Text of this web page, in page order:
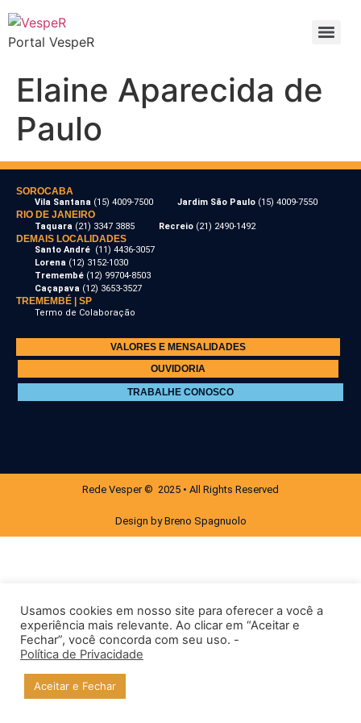
Portal VespeR
Elaine Aparecida de
Paulo
SOROCABA
Vila Santana (15) 4009-7500 Jardim São Paulo (15) 4009-7550
RIO DE JANEIRO
Taquara (21) 3347 3885 Recreio (21) 2490-1492
DEMAIS LOCALIDADES
Santo André (11) 4436-3057
Lorena (12) 3152-1030
Tremembé (12) 99704-8503
Caçapava (12) 3653-3527
TREMEMBÉ | SP
Termo de Colaboração
VALORES E MENSALIDADES
OUVIDORIA
TRABALHE CONOSCO
Rede Vesper © 2025 • All Rights Reserved
Design by Breno Spagnuolo
Usamos cookies em nosso site para oferecer a você a
experiência mais relevante. Ao clicar em “Aceitar e
Fechar”, você concorda com seu uso. -
Política de Privacidade
Aceitar e Fechar